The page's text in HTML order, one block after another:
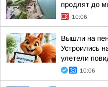
продлят до
10:06
Вышли на
Устроились
улетели
10:06